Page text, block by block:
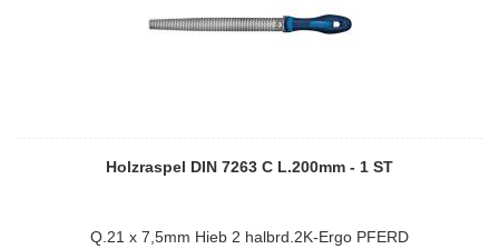
Holzraspel DIN 7263 C L.200mm - 1 ST
Q.21 x 7,5mm Hieb 2 halbrd.2K-Ergo PFERD